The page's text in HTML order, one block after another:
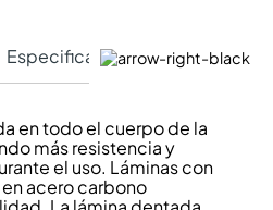
Especificaciones Técnicas
en todo el cuerpo de la
más resistencia y
el uso. Láminas con
acero carbono